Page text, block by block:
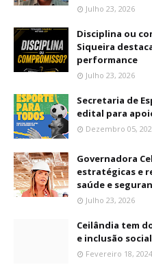
Julho 23, 2026
Disciplina ou
Siqueira
performance
Julho 23, 2026
Secretaria de
edital para
Dezembro 05,
Governadora
estratégicas e
saúde e
Julho 23, 2026
Ceilândia tem
e inclusão social
Fevereiro 18, 2024